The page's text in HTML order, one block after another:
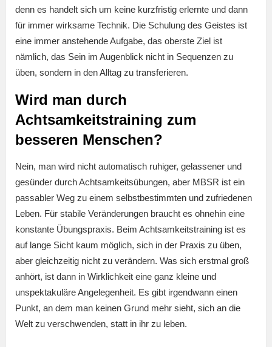
denn es handelt sich um keine kurzfristig erlernte und dann
für immer wirksame Technik. Die Schulung des Geistes ist
eine immer anstehende Aufgabe, das oberste Ziel ist
nämlich, das Sein im Augenblick nicht in Sequenzen zu
üben, sondern in den Alltag zu transferieren.
Wird man durch
Achtsamkeitstraining zum
besseren Menschen?
Nein, man wird nicht automatisch ruhiger, gelassener und
gesünder durch Achtsamkeitsübungen, aber MBSR ist ein
passabler Weg zu einem selbstbestimmten und zufriedenen
Leben. Für stabile Veränderungen braucht es ohnehin eine
konstante Übungspraxis. Beim Achtsamkeitstraining ist es
auf lange Sicht kaum möglich, sich in der Praxis zu üben,
aber gleichzeitig nicht zu verändern. Was sich erstmal groß
anhört, ist dann in Wirklichkeit eine ganz kleine und
unspektakuläre Angelegenheit. Es gibt irgendwann einen
Punkt, an dem man keinen Grund mehr sieht, sich an die
Welt zu verschwenden, statt in ihr zu leben.